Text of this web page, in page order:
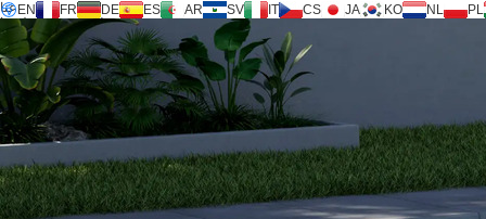
عنا
جامعة التكنولوجيا ®
المنتجات
دعم
طلب خدمة
حاسبة
FAQ
للتحميل
رسالة
اتصل بنا
EN FR DE ES AR SV IT CS JA KO NL PL